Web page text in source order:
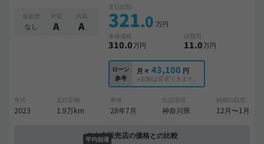
板金歴
なし
外装
A
内装
A
支払総額
321.0 万円
本体価格
310.0万円
諸費用
11.0万円
ローン
参考
月々 43,100 円
※金額は変更できます。
年式
2023
走行距離
1.9万km
車検
28年7月
出品地域
神奈川県
納期の目安
12月〜1月
中古車販売店の価格との比較
平均相場